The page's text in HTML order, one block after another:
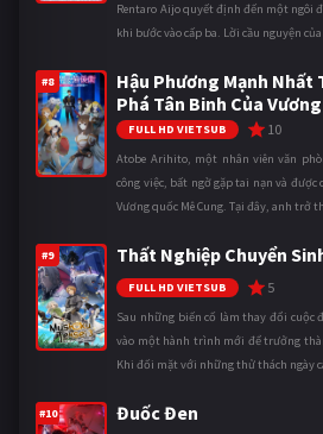
Rentaro Aijo quyết định đến một ngôi
khi bước vào cấp ba. Lời cầu nguyện
#8
Hậu Phương Mạnh Nhất
Phá Tân Binh Của
FULL HD VIETSUB 10
Atobe Arihito, một nhân viên văn
công việc, bất ngờ gặp tai nạn và
Vương quốc Mê Cung. Tại đây, anh trở
#9 Thất Nghiệp Chuyển
FULL HD VIETSUB 5
Sau những biến cố làm thay đổi cuộc
vào một hành trình mới để trưởng
Khi đối mặt với những thử thách ngày
#10 Đuốc Đen